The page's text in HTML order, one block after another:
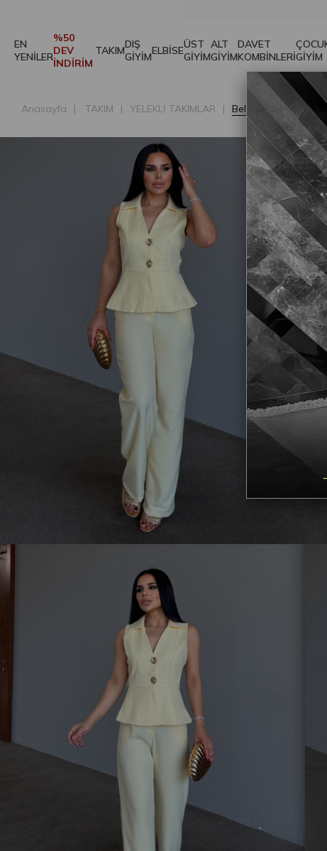
EN
YENİLER
%50
DEV
İNDİRİM
TAKIMDIŞ
GİYİMELBİSEÜST
GİYİM
ALT
GİYİM
DAVET
KOMBİNLERİGİYİM
Anasayfa TAKIM YELEKLİ TAKIMLAR Belka Gold Düğme